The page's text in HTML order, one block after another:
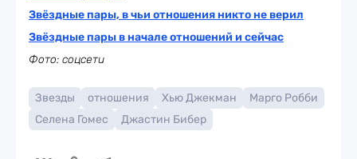
Звёздные пары, в чьи отношения никто не верил
Звёздные пары в начале отношений и сейчас
Фото: соцсети
Звезды отношения Хью Джекман
Марго Робби
Селена Гомес
Джастин Бибер